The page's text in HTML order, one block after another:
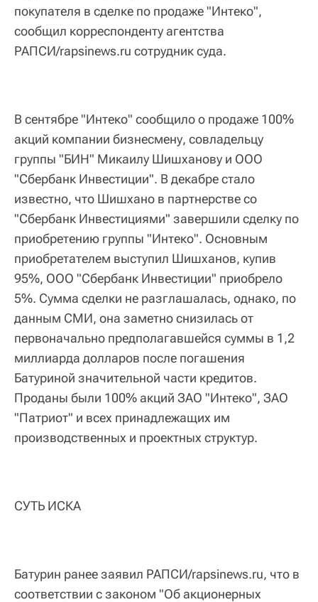
покупателя в сделке по продаже "Интеко",
сообщил корреспонденту агентства
РАПСИ/rapsinews.ru сотрудник суда.
В сентябре "Интеко" сообщило о продаже 100%
акций компании бизнесмену, совладельцу
группы "БИН" Микаилу Шишханову и ООО
"Сбербанк Инвестиции". В декабре стало
известно, что Шишхано в партнерстве со
"Сбербанк Инвестициями" завершили сделку по
приобретению группы "Интеко". Основным
приобретателем выступил Шишханов, купив
95%, ООО "Сбербанк Инвестиции" приобрело
5%. Сумма сделки не разглашалась, однако, по
данным СМИ, она заметно снизилась от
первоначально предполагавшейся суммы в 1,2
миллиарда долларов после погашения
Батуриной значительной части кредитов.
Проданы были 100% акций ЗАО "Интеко", ЗАО
"Патриот" и всех принадлежащих им
производственных и проектных структур.
СУТЬ ИСКА
Батурин ранее заявил РАПСИ/rapsinews.ru, что в
соответствии с законом "Об акционерных